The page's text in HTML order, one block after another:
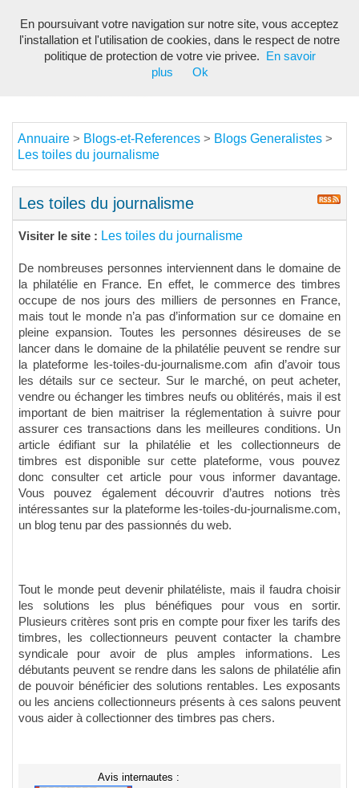
Annuaire > Blogs-et-References > Blogs Generalistes >
Les toiles du journalisme
Les toiles du journalisme
Visiter le site : Les toiles du journalisme
De nombreuses personnes interviennent dans le domaine de
la philatélie en France. En effet, le commerce des timbres
occupe de nos jours des milliers de personnes en France,
mais tout le monde n’a pas d’information sur ce domaine en
pleine expansion. Toutes les personnes désireuses de se
lancer dans le domaine de la philatélie peuvent se rendre sur
la plateforme les-toiles-du-journalisme.com afin d’avoir tous
les détails sur ce secteur. Sur le marché, on peut acheter,
vendre ou échanger les timbres neufs ou oblitérés, mais il est
important de bien maitriser la réglementation à suivre pour
assurer ces transactions dans les meilleures conditions. Un
article édifiant sur la philatélie et les collectionneurs de
timbres est disponible sur cette plateforme, vous pouvez
donc consulter cet article pour vous informer davantage.
Vous pouvez également découvrir d’autres notions très
intéressantes sur la plateforme les-toiles-du-journalisme.com,
un blog tenu par des passionnés du web.
Tout le monde peut devenir philatéliste, mais il faudra choisir
les solutions les plus bénéfiques pour vous en sortir.
Plusieurs critères sont pris en compte pour fixer les tarifs des
timbres, les collectionneurs peuvent contacter la chambre
syndicale pour avoir de plus amples informations. Les
débutants peuvent se rendre dans les salons de philatélie afin
de pouvoir bénéficier des solutions rentables. Les exposants
ou les anciens collectionneurs présents à ces salons peuvent
vous aider à collectionner des timbres pas chers.
Avis internautes :
En poursuivant votre navigation sur notre site, vous acceptez
l'installation et l'utilisation de cookies, dans le respect de notre
politique de protection de votre vie privee.
En savoir
plus
Ok